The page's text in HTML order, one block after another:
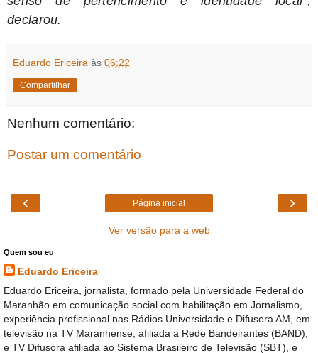
declarou.
Eduardo Ericeira às 06:22
Compartilhar
Nenhum comentário:
Postar um comentário
‹ ›
Página inicial
Ver versão para a web
Quem sou eu
Eduardo Ericeira
Eduardo Ericeira, jornalista, formado pela Universidade Federal do
Maranhão em comunicação social com habilitação em Jornalismo,
experiência profissional nas Rádios Universidade e Difusora AM, em
televisão na TV Maranhense, afiliada a Rede Bandeirantes (BAND),
e TV Difusora afiliada ao Sistema Brasileiro de Televisão (SBT), e